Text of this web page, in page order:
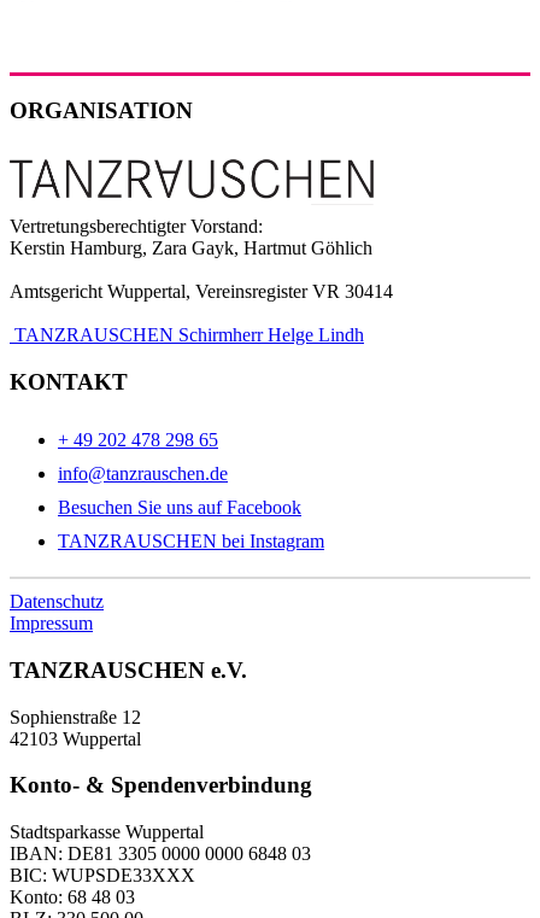
ORGANISATION
Vertretungsberechtigter Vorstand:
Kerstin Hamburg, Zara Gayk, Hartmut Göhlich
Amtsgericht Wuppertal, Vereinsregister VR 30414
TANZRAUSCHEN Schirmherr Helge Lindh
KONTAKT
+ 49 202 478 298 65
info@tanzrauschen.de
Besuchen Sie uns auf Facebook
TANZRAUSCHEN bei Instagram
Datenschutz
Impressum
TANZRAUSCHEN e.V.
Sophienstraße 12
42103 Wuppertal
Konto- & Spendenverbindung
Stadtsparkasse Wuppertal
IBAN: DE81 3305 0000 0000 6848 03
BIC: WUPSDE33XXX
Konto: 68 48 03